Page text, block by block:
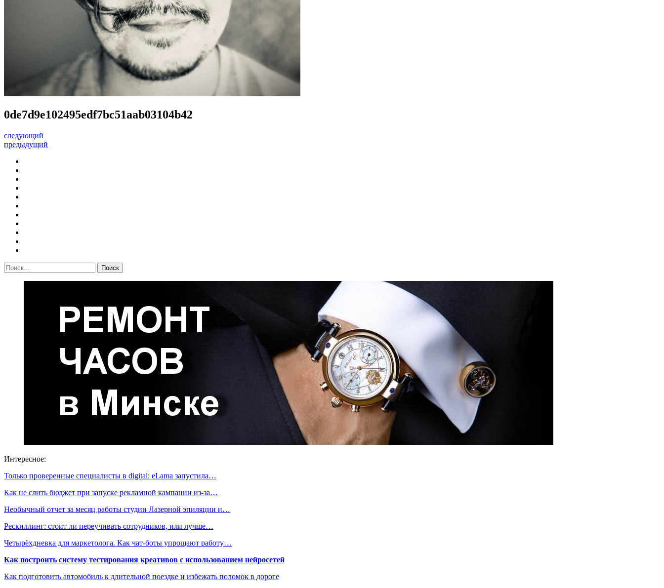
0de7d9e102495edf7bc51aab03104b42
следующий
предыдущий
Интересное:
Только проверенные специалисты в digital: eLama запустила…
Как не слить бюджет при запуске рекламной кампании из-за…
Необычный отчет за месяц работы студии Лазерной эпиляции и…
Рескиллинг: стоит ли переучивать сотрудников, или лучше…
Четырёхдневка для маркетолога. Как чат-боты упрощают работу…
Как построить систему тестирования креативов с использованием нейросетей
Как подготовить автомобиль к длительной поездке и избежать поломок в дороге